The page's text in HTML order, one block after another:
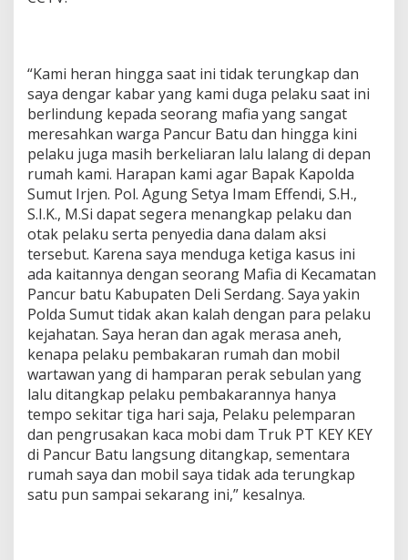
“Kami heran hingga saat ini tidak terungkap dan
saya dengar kabar yang kami duga pelaku saat ini
berlindung kepada seorang mafia yang sangat
meresahkan warga Pancur Batu dan hingga kini
pelaku juga masih berkeliaran lalu lalang di depan
rumah kami. Harapan kami agar Bapak Kapolda
Sumut Irjen. Pol. Agung Setya Imam Effendi, S.H.,
S.I.K., M.Si dapat segera menangkap pelaku dan
otak pelaku serta penyedia dana dalam aksi
tersebut. Karena saya menduga ketiga kasus ini
ada kaitannya dengan seorang Mafia di Kecamatan
Pancur batu Kabupaten Deli Serdang. Saya yakin
Polda Sumut tidak akan kalah dengan para pelaku
kejahatan. Saya heran dan agak merasa aneh,
kenapa pelaku pembakaran rumah dan mobil
wartawan yang di hamparan perak sebulan yang
lalu ditangkap pelaku pembakarannya hanya
tempo sekitar tiga hari saja, Pelaku pelemparan
dan pengrusakan kaca mobi dam Truk PT KEY KEY
di Pancur Batu langsung ditangkap, sementara
rumah saya dan mobil saya tidak ada terungkap
satu pun sampai sekarang ini,” kesalnya.